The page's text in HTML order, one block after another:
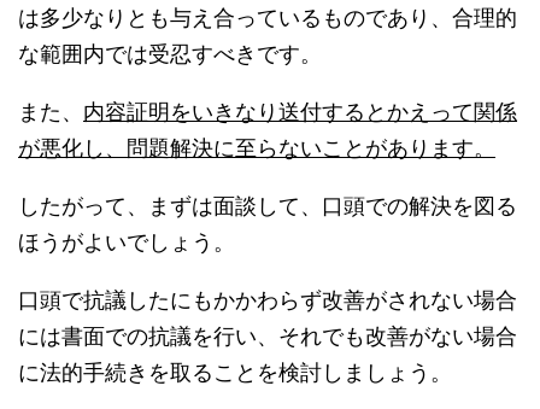
は多少なりとも与え合っているものであり、合理的
な範囲内では受忍すべきです。
また、 内容証明をいきなり送付するとかえって関係
が悪化し、問題解決に至らないことがあります。
したがって、まずは面談して、口頭での解決を図る
ほうがよいでしょう。
口頭で抗議したにもかかわらず改善がされない場合
には書面での抗議を行い、それでも改善がない場合
に法的手続きを取ることを検討しましょう。